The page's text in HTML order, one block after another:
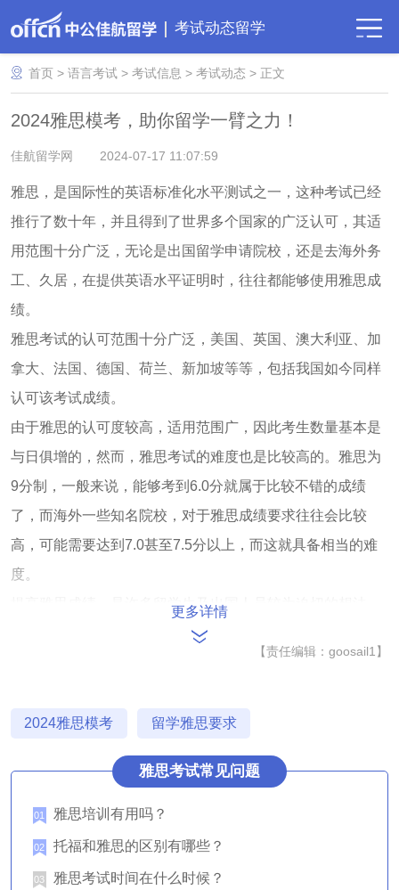
考试动态留学
首页 >语言考试 >考试信息 >考试动态 > 正文
2024雅思模考，助你留学一臂之力！
佳航留学网 2024-07-17 11:07:59
雅思，是国际性的英语标准化水平测试之一，这种考试已经
推行了数十年，并且得到了世界多个国家的广泛认可，其适
用范围十分广泛，无论是出国留学申请院校，还是去海外务
工、久居，在提供英语水平证明时，往往都能够使用雅思成
绩。
雅思考试的认可范围十分广泛，美国、英国、澳大利亚、加
拿大、法国、德国、荷兰、新加坡等等，包括我国如今同样
认可该考试成绩。
由于雅思的认可度较高，适用范围广，因此考生数量基本是
与日俱增的，然而，雅思考试的难度也是比较高的。雅思为
9分制，一般来说，能够考到6.0分就属于比较不错的成绩
了，而海外一些知名院校，对于雅思成绩要求往往会比较
高，可能需要达到7.0甚至7.5分以上，而这就具备相当的难
度。
提高雅思成绩，是许多留学生及出国人员较为迫切的想法，
本次为大家规划了2024雅思模考活动，希望对大家在英语学
习、提高雅思成绩以及出国留学方面有所帮助。
更多详情
【责任编辑：goosail1】
2024雅思模考 留学雅思要求
雅思考试常见问题
01 雅思培训有用吗？
02 托福和雅思的区别有哪些？
03 雅思考试时间在什么时候？